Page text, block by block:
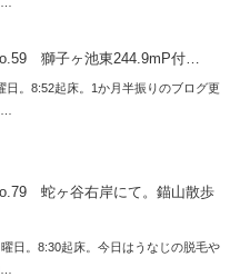
獅子ヶ池東244.9mP付…
日。8:52起床。1か月半振りのブログ更
蛇ヶ谷右岸にて。錨山散歩
日。8:30起床。今日はうなじの脱毛や